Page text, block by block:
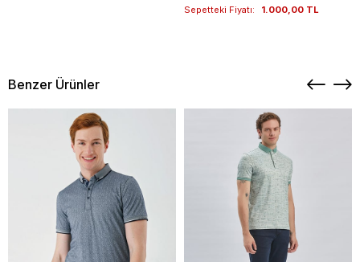
Sepetteki Fiyatı: 1.000,00 TL
Benzer Ürünler